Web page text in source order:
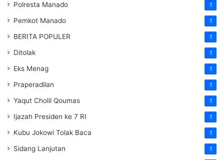
Polresta Manado 1
Pemkot Manado 1
BERITA POPULER 1
Ditolak 1
Eks Menag 1
Praperadilan 1
Yaqut Cholil Qoumas 1
Ijazah Presiden ke 7 RI 1
Kubu Jokowi Tolak Baca 1
Sidang Lanjutan 1